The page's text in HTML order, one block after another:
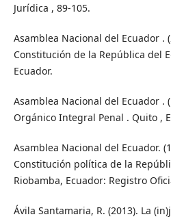
Jurídica , 89-105.
Asamblea Nacional del Ecuador .
Constitución de la República del
Ecuador.
Asamblea Nacional del Ecuador .
Orgánico Integral Penal . Quito ,
Asamblea Nacional del Ecuador.
Constitución política de la
Riobamba, Ecuador: Registro
Ávila Santamaria, R. (2013). La